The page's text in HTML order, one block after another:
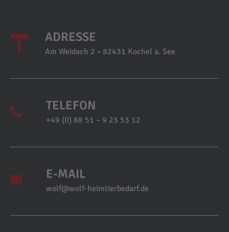
ADRESSE
Am Weidach 2 • 82431 Kochel a. See
TELEFON
+49 (0) 88 51 – 9 23 53 12
E-MAIL
wolf@wolf-heimtierbedarf.de